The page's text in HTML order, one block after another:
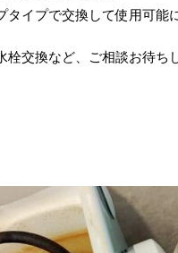
タイプで交換して使用可能
栓交換など、ご相談お待ち